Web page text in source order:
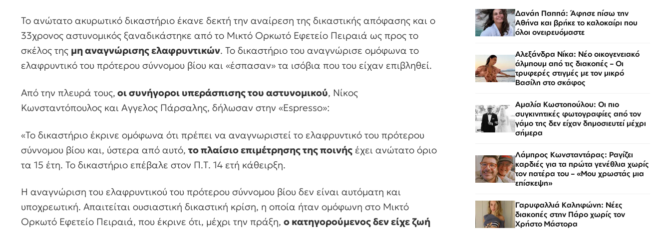
Το ανώτατο ακυρωτικό δικαστήριο έκανε δεκτή την αναίρεση της δικαστικής απόφασης και ο
33χρονος αστυνομικός ξαναδικάστηκε από το Μικτό Ορκωτό Εφετείο Πειραιά ως προς το
σκέλος της μη αναγνώρισης ελαφρυντικών. Το δικαστήριο του αναγνώρισε ομόφωνα το
ελαφρυντικό του πρότερου σύννομου βίου και «έσπασαν» τα ισόβια που του είχαν επιβληθεί.
Από την πλευρά τους, οι συνήγοροι υπεράσπισης του αστυνομικού, Νίκος
Κωνσταντόπουλος και Αγγελος Πάρσαλης, δήλωσαν στην «Espresso»:
«Το δικαστήριο έκρινε ομόφωνα ότι πρέπει να αναγνωριστεί το ελαφρυντικό του πρότερου
σύννομου βίου και, ύστερα από αυτό, το πλαίσιο επιμέτρησης της ποινής έχει ανώτατο όριο
τα 15 έτη. Το δικαστήριο επέβαλε στον Π.Τ. 14 ετή κάθειρξη.
Η αναγνώριση του ελαφρυντικού του πρότερου σύννομου βίου δεν είναι αυτόματη και
υποχρεωτική. Απαιτείται ουσιαστική δικαστική κρίση, η οποία ήταν ομόφωνη στο Μικτό
Ορκωτό Εφετείο Πειραιά, που έκρινε ότι, μέχρι την πράξη, ο κατηγορούμενος δεν είχε ζωή
Δανάη Παππά: Άφησε πίσω την
Αθήνα και βρήκε το καλοκαίρι που
όλοι ονειρευόμαστε
Αλεξάνδρα Νίκα: Νέο οικογενειακό
άλμπουμ από τις διακοπές – Οι
τρυφερές στιγμές με τον μικρό
Βασίλη στο σκάφος
Αμαλία Κωστοπούλου: Οι πιο
συγκινητικές φωτογραφίες από τον
γάμο της δεν είχαν δημοσιευτεί μέχρι
σήμερα
Λάμπρος Κωνσταντάρας: Ραγίζει
καρδιές για τα πρώτα γενέθλια χωρίς
τον πατέρα του – «Μου χρωστάς μια
επίσκεψη»
Γαρυφαλλιά Καληφώνη: Νέες
διακοπές στην Πάρο χωρίς τον
Χρήστο Μάστορα